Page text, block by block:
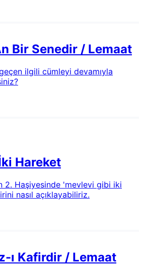
Bir Senedir / Lemaat
ilgili cümleyi devamıyla
Hareket
2. Haşiyesinde 'mevlevi gibi iki
nasıl açıklayabiliriz.
ı Kafirdir / Lemaat